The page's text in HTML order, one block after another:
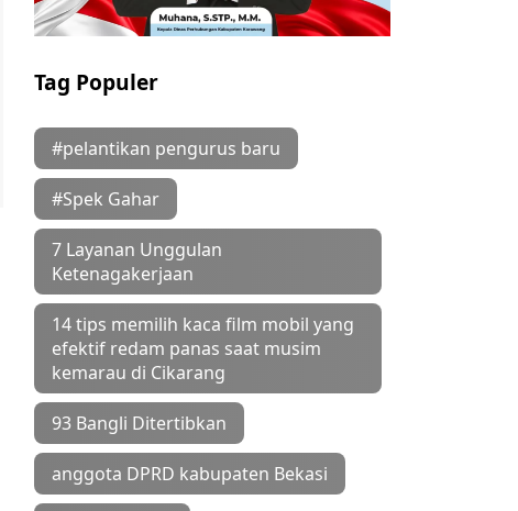
Tag Populer
#pelantikan pengurus baru
#Spek Gahar
7 Layanan Unggulan
Ketenagakerjaan
14 tips memilih kaca film mobil yang
efektif redam panas saat musim
kemarau di Cikarang
93 Bangli Ditertibkan
anggota DPRD kabupaten Bekasi